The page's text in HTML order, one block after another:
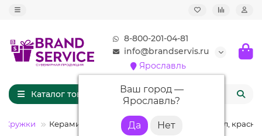
8-800-201-04-81
info@brandservis.ru
Ярославль
Ваш город —
Ярославль?
Каталог товаров
Кружки Керамическая кружка Ross объемом 280 мл,